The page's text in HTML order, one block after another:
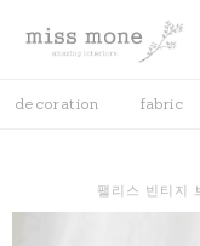
decoration fabric
팰리스 빈티지